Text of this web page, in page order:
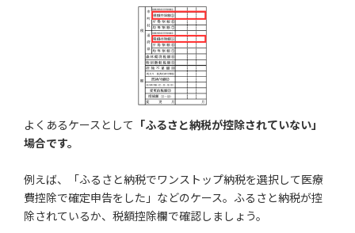
よくあるケースとして
「ふるさと納税が控除されていない」
場合です。
例えば、「ふるさと納税でワンストップ納税を選択して医療
費控除で確定申告をした」などのケース。ふるさと納税が控
除されているか、税額控除欄で確認しましょう。